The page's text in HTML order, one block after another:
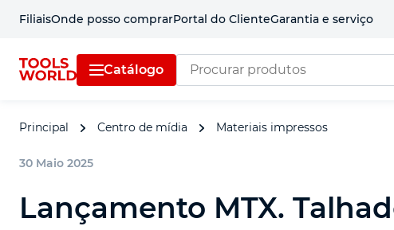
FiliaisOnde posso comprarPortal do ClienteGarantia e serviço
Catálogo
Principal Centro de mídia Materiais impressos
30 Maio 2025
Lançamento MTX.